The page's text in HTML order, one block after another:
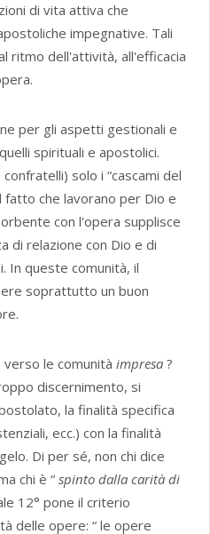
di vita attiva che
impegnative. Tali
ritmo dell'attività, all'efficacia
per gli aspetti gestionali e
spirituali e apostolici.
solo i “cascami del
fatto che lavorano per Dio e
con l'opera supplisce
di relazione con Dio e di
In queste comunità, il
soprattutto un buon
le comunità impresa ?
discernimento, si
la finalità specifica
ecc.) con la finalità
Di per sé, non chi dice
chi è “ spinto dalla carità di
12° pone il criterio
delle opere: “ le opere